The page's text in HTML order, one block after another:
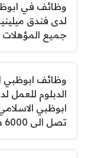
وظائف في
لدى فندق
جميع المؤهلات
وظائف ابوظبي
الدبلوم للعمل
ابوظبي
تصل الى 6000 درهم شهريا